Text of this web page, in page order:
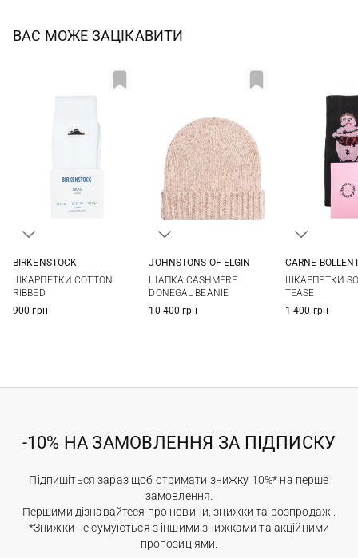
ВАС МОЖЕ ЗАЦІКАВИТИ
BIRKENSTOCK
ШКАРПЕТКИ COTTON
RIBBED
900 грн
JOHNSTONS OF ELGIN
ШАПКА CASHMERE
DONEGAL BEANIE
10 400 грн
CARNE
ШКАРПЕТКИ
TEASE
1 400 грн
-10% НА ЗАМОВЛЕННЯ ЗА ПІДПИСКУ
Підпишіться зараз щоб отримати знижку 10%* на перше
замовлення.
Першими дізнавайтеся про новини, знижки та розпродажі.
*Знижки не сумуються з іншими знижками та акційними
пропозиціями.